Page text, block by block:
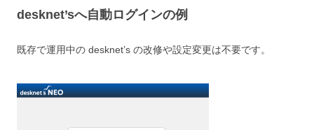
desknet’sへ自動ログインの例
既存で運用中の desknet’s の改修や設定変更は不要です。